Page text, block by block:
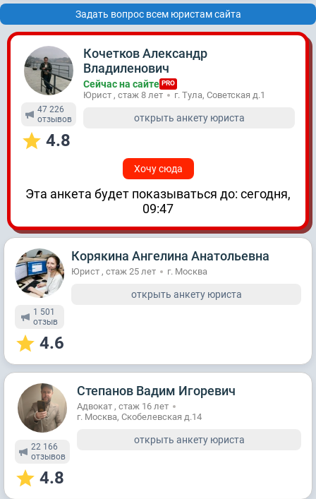
Задать вопрос всем юристам сайта
47 226
отзывов
4.8
Кочетков Александр
Владиленович
Сейчас на сайте PRO
Юрист , стаж 8 лет г. Тула, Советская д.1
открыть анкету юриста
Хочу сюда
Эта анкета будет показываться до: сегодня,
09:47
1 501
отзыв
4.6
Корякина Ангелина Анатольевна
Юрист , стаж 25 лет г. Москва
открыть анкету юриста
22 166
отзывов
4.8
Степанов Вадим Игоревич
Адвокат , стаж 16 лет
г. Москва, Скобелевская д.14
открыть анкету юриста